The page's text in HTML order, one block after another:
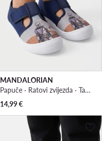
MANDALORIAN
Papuče · Ratovi zvijezda · Tamnoplava
14,99€